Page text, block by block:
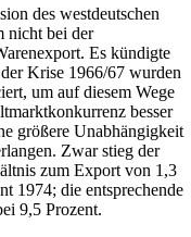
des westdeutschen
nicht bei der
Es kündigte
Krise 1966/67 wurden
um auf diesem Wege
besser
größere Unabhängigkeit
Zwar stieg der
zum Export von 1,3
1974; die entsprechende
9,5 Prozent.